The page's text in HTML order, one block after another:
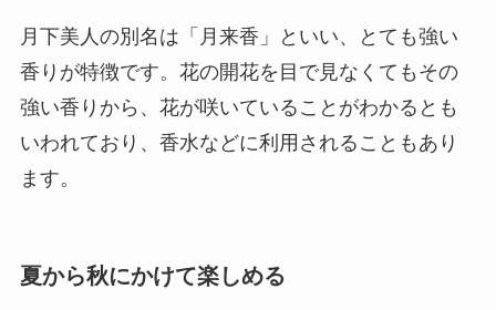
月下美人の別名は「月来香」といい、
とても強い
香りが特徴です。花の開花を目で見なくてもその
強い香りから、花が咲いていることがわかるとも
いわれており、香水などに利用されることもあり
ます。
夏から秋にかけて楽しめる